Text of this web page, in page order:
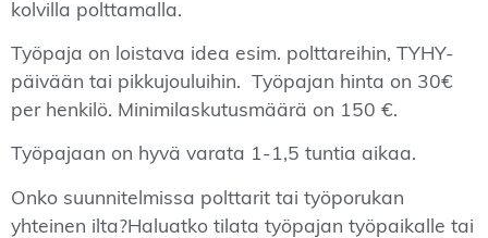
kolvilla polttamalla.
Työpaja on loistava idea esim. polttareihin, TYHY-
päivään tai pikkujouluihin. Työpajan hinta on 30€
per henkilö. Minimilaskutusmäärä on 150 €.
Työpajaan on hyvä varata 1-1,5 tuntia aikaa.
Onko suunnitelmissa polttarit tai työporukan
yhteinen ilta?Haluatko tilata työpajan työpaikalle tai